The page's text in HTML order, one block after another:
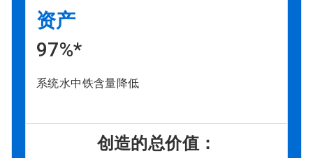
资产
97%*
系统水中铁含量降低
创造的总价值：